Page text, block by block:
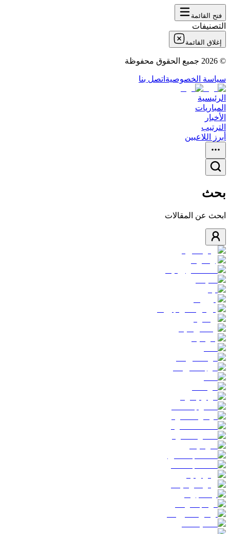
فتح القائمة
التصنيفات
إغلاق القائمة
©
2026 جميع الحقوق محفوظة
سياسة الخصوصية اتصل بنا
الرئيسية
المباريات
الأخبار
الترتيب
أبرز اللاعبين
بحث
ابحث عن المقالات